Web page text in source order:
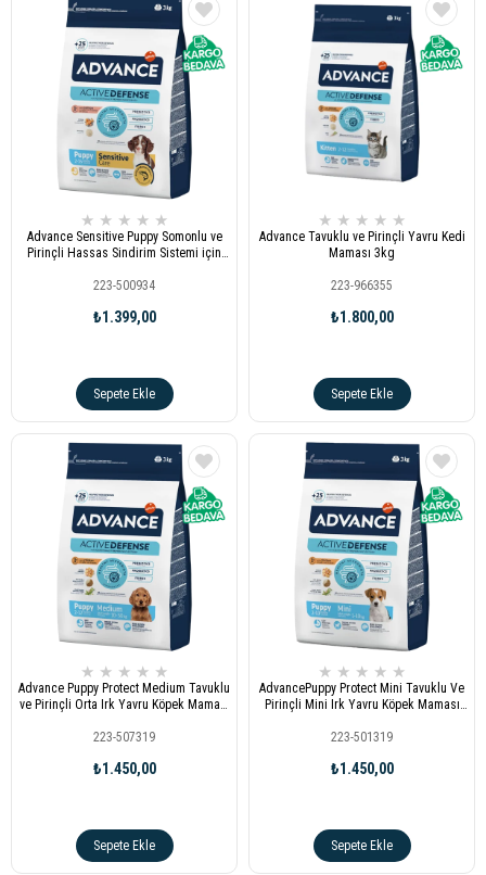
★ ★ ★ ★ ★
Advance Sensitive Puppy Somonlu ve
Pirinçli Hassas Sindirim Sistemi için
223-500934
₺1.399,00
Sepete Ekle
★ ★ ★ ★ ★
Advance Tavuklu ve Pirinçli Yavru Kedi
Maması 3kg
223-966355
₺1.800,00
Sepete Ekle
★ ★ ★ ★ ★
Advance Puppy Protect Medium Tavuklu
ve Pirinçli Orta Irk Yavru Köpek Maması
223-507319
₺1.450,00
Sepete Ekle
★ ★ ★ ★ ★
AdvancePuppy Protect Mini Tavuklu Ve
Pirinçli Mini Irk Yavru Köpek Maması
223-501319
₺1.450,00
Sepete Ekle